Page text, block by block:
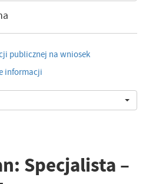
publicznej na wniosek
informacji
Specjalista –